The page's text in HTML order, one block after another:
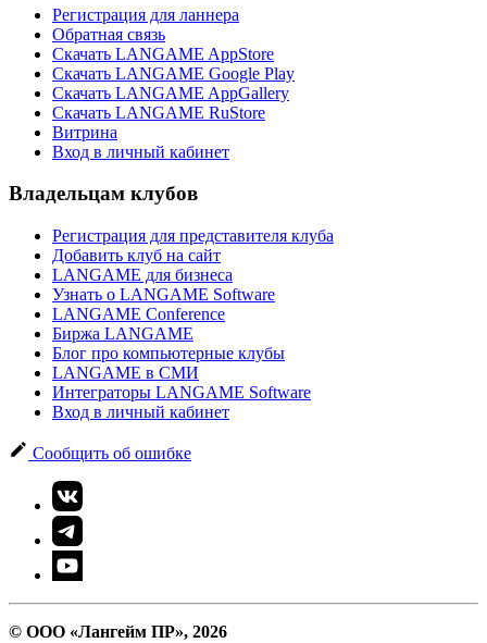
Регистрация для ланнера
Обратная связь
Скачать LANGAME AppStore
Скачать LANGAME Google Play
Скачать LANGAME AppGallery
Скачать LANGAME RuStore
Витрина
Вход в личный кабинет
Владельцам клубов
Регистрация для представителя клуба
Добавить клуб на сайт
LANGAME для бизнеса
Узнать о LANGAME Software
LANGAME Conference
Биржа LANGAME
Блог про компьютерные клубы
LANGAME в СМИ
Интеграторы LANGAME Software
Вход в личный кабинет
Сообщить об ошибке
© ООО «Лангейм ПР», 2026